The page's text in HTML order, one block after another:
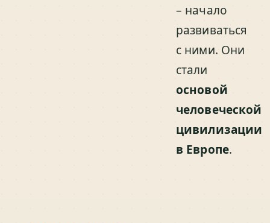
– начало
развиваться
с ними. Они
стали
основой
человеческой
цивилизации
в Европе.